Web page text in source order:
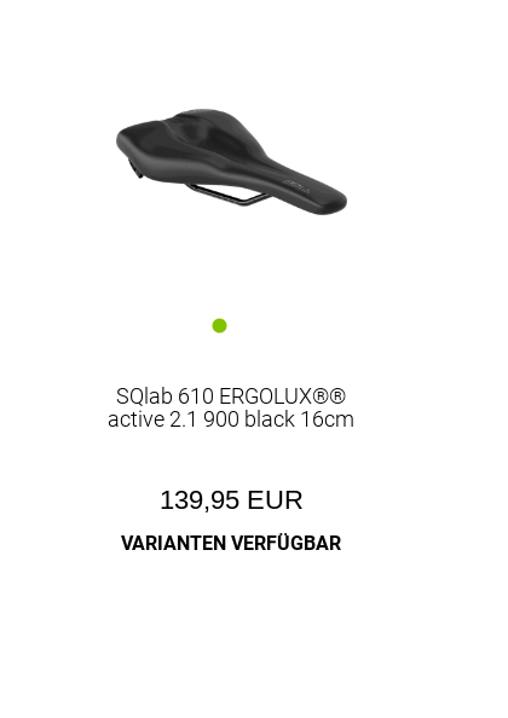
SQlab 610 ERGOLUX®®
active 2.1 900 black 16cm
139,95 EUR
VARIANTEN VERFÜGBAR